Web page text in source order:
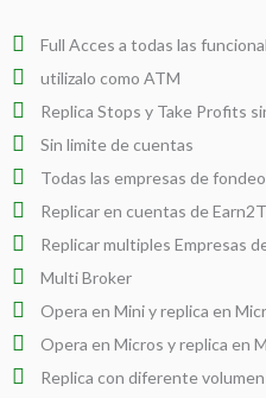
Full Acces a todas las
utilizalo como ATM
Replica Stops y Take Profits
Sin limite de cuentas
Todas las empresas de fondeo
Replicar en cuentas de
Replicar multiples Empresas
Multi Broker
Opera en Mini y replica en
Opera en Micros y replica en
Replica con diferente